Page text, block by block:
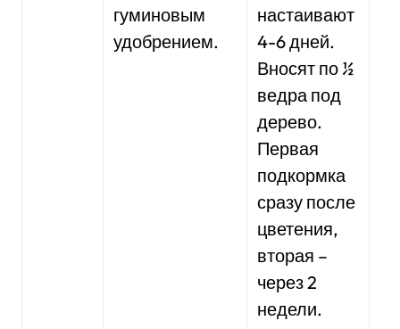
гуминовым
удобрением.
настаивают
4-6 дней.
Вносят по ½
ведра под
дерево.
Первая
подкормка
сразу после
цветения,
вторая –
через 2
недели.